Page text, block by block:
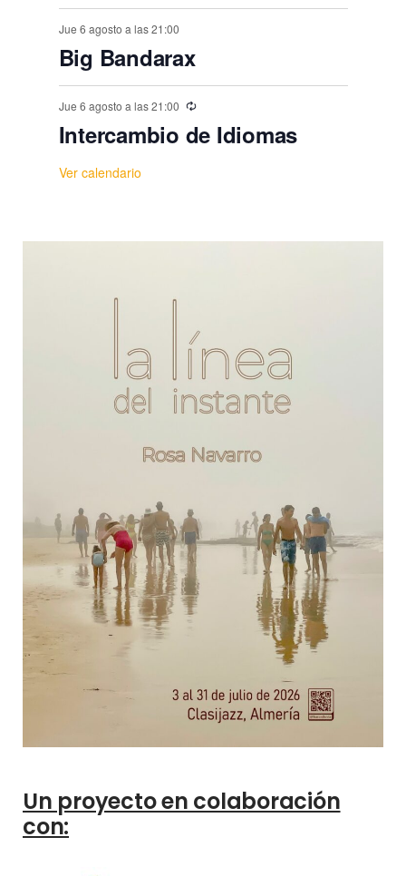
Jue 6 agosto a las 21:00
Big Bandarax
Jue 6 agosto a las 21:00
Intercambio de Idiomas
Ver calendario
Un proyecto en colaboración
con: